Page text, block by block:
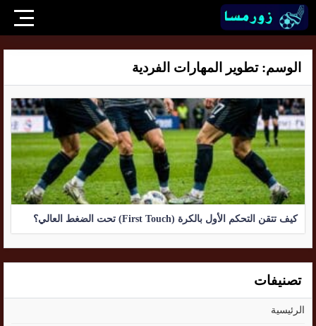
الوسم:تطوير المهارات الفردية
كيف تتقن التحكم الأول بالكرة (First Touch) تحت الضغط العالي؟
تصنيفات
الرئيسية